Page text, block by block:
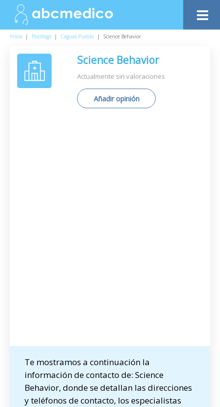
Inicio | Psicólogo | Caguas Pueblo | Science Behavior
Science Behavior
Actualmente sin valoraciones
Añadir opinión
Te mostramos a continuación la
información de contacto de: Science
Behavior, donde se detallan las direcciones
y teléfonos de contacto, los especialistas